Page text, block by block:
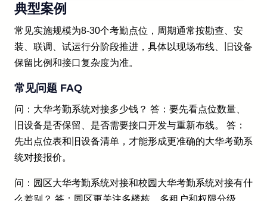
典型案例
常见实施规模为8-30个考勤点位，周期通常按勘查、安
装、联调、试运行分阶段推进，具体以现场布线、旧设备
保留比例和接口复杂度为准。
常见问题 FAQ
问：大华考勤系统对接多少钱？ 答：要先看点位数量、
旧设备是否保留、是否需要接口开发与重新布线。 答：
先出点位表和旧设备清单，才能形成更准确的大华考勤系
统对接报价。
问：园区大华考勤系统对接和校园大华考勤系统对接有什